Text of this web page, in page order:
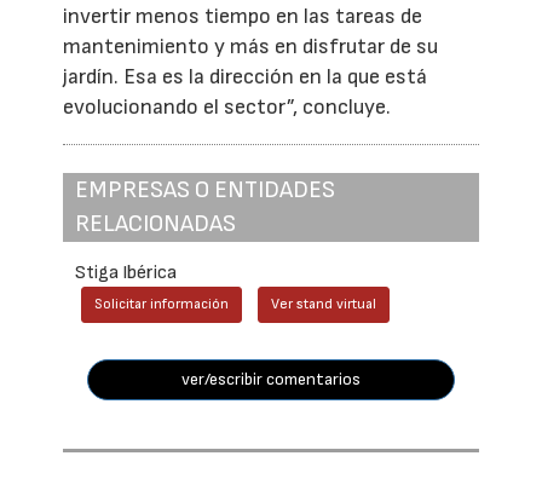
invertir menos tiempo en las tareas de
mantenimiento y más en disfrutar de su
jardín. Esa es la dirección en la que está
evolucionando el sector”, concluye.
EMPRESAS O ENTIDADES
RELACIONADAS
Stiga Ibérica
Solicitar información Ver stand virtual
ver/escribir comentarios